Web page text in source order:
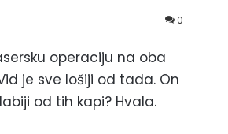
0
operaciju na oba
je sve lošiji od tada. On
od tih kapi? Hvala.